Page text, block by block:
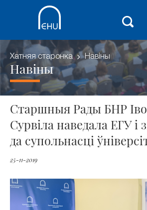
Хатняя старонка Навіны
Навіны
Старшныя Рады БНР
Сурвіла наведала ЕГУ і
да супольнасці
25-11-2019